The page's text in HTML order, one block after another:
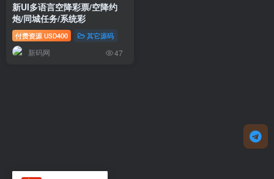
新UI多语言空降彩票/空降约
炮/同城任务/系统彩
付费资源 USD400 其它源码
新码网 47